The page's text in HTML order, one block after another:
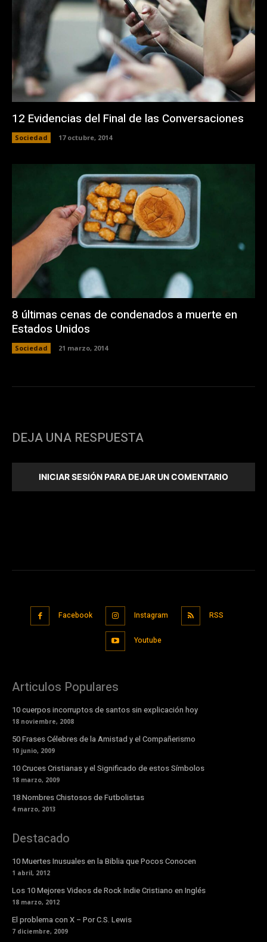
12 Evidencias del Final de las Conversaciones
Sociedad 17 octubre, 2014
8 últimas cenas de condenados a muerte en
Estados Unidos
Sociedad 21 marzo, 2014
DEJA UNA RESPUESTA
INICIAR SESIÓN PARA DEJAR UN COMENTARIO
Facebook Instagram RSS
Youtube
Articulos Populares
10 cuerpos incorruptos de santos sin explicación hoy
18 noviembre, 2008
50 Frases Célebres de la Amistad y el Compañerismo
10 junio, 2009
10 Cruces Cristianas y el Significado de estos Símbolos
18 marzo, 2009
18 Nombres Chistosos de Futbolistas
4 marzo, 2013
Destacado
10 Muertes Inusuales en la Biblia que Pocos Conocen
1 abril, 2012
Los 10 Mejores Videos de Rock Indie Cristiano en Inglés
18 marzo, 2012
El problema con X – Por C.S. Lewis
7 diciembre, 2009